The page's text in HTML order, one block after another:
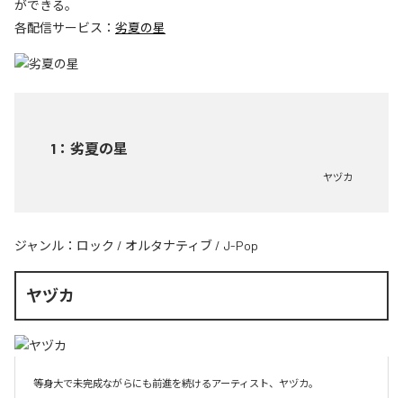
ができる。
各配信サービス： 劣夏の星
1 ： 劣夏の星
ヤヅカ
ジャンル： ロック / オルタナティブ / J-Pop
ヤヅカ
等身大で未完成ながらにも前進を続けるアーティスト、ヤヅカ。